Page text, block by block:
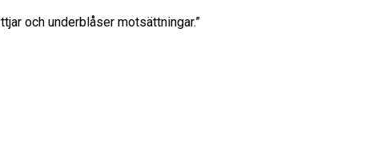
och underblåser motsättningar.”